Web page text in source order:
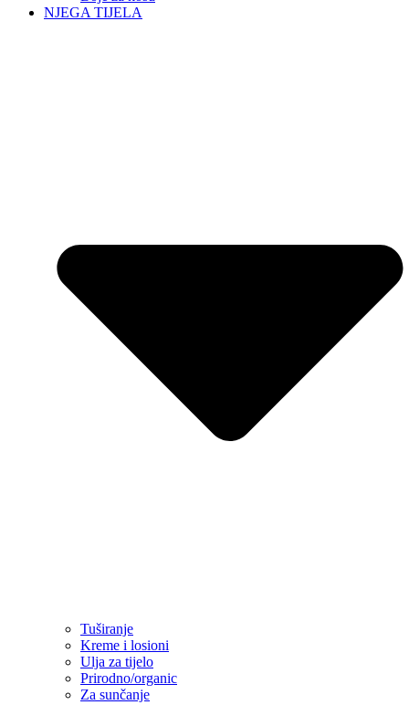
NJEGA TIJELA
Tuširanje
Kreme i losioni
Ulja za tijelo
Prirodno/organic
Za sunčanje